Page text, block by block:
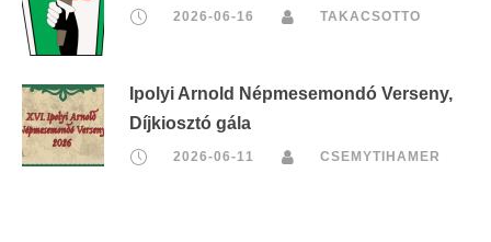
2026-06-16 TAKACSOTTO
Ipolyi Arnold Népmesemondó Verseny,
Díjkiosztó gála
2026-06-11 CSEMYTIHAMER